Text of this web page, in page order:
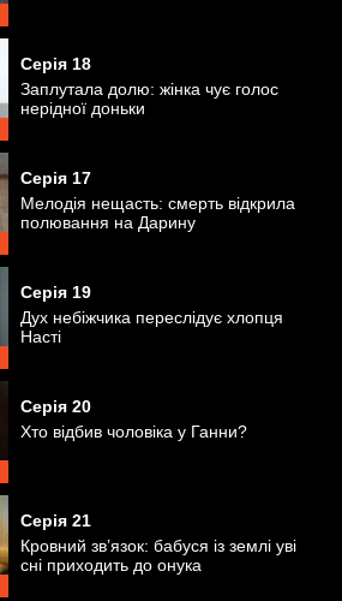
Серія 18
Заплутала долю: жінка чує голос
нерідної доньки
Серія 17
Мелодія нещасть: смерть відкрила
полювання на Дарину
Серія 19
Дух небіжчика переслідує хлопця
Насті
Серія 20
Хто відбив чоловіка у Ганни?
Серія 21
Кровний зв’язок: бабуся із землі уві
сні приходить до онука